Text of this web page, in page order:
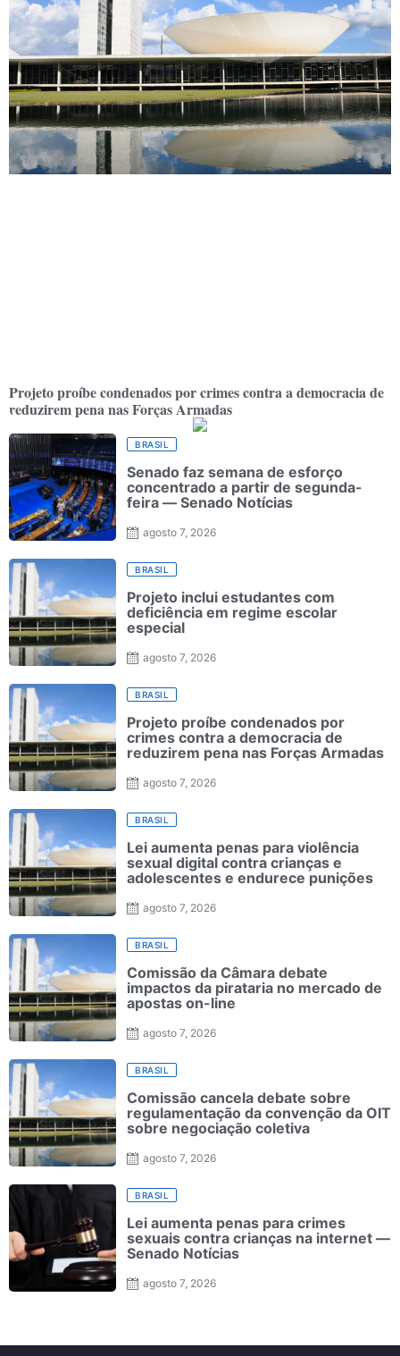
Projeto proíbe condenados por crimes contra a democracia de
reduzirem pena nas Forças Armadas
BRASIL
Senado faz semana de esforço
concentrado a partir de segunda-
feira — Senado Notícias
agosto 7, 2026
BRASIL
Projeto inclui estudantes com
deficiência em regime escolar
especial
agosto 7, 2026
BRASIL
Projeto proíbe condenados por
crimes contra a democracia de
reduzirem pena nas Forças Armadas
agosto 7, 2026
BRASIL
Lei aumenta penas para violência
sexual digital contra crianças e
adolescentes e endurece punições
agosto 7, 2026
BRASIL
Comissão da Câmara debate
impactos da pirataria no mercado de
apostas on-line
agosto 7, 2026
BRASIL
Comissão cancela debate sobre
regulamentação da convenção da OIT
sobre negociação coletiva
agosto 7, 2026
BRASIL
Lei aumenta penas para crimes
sexuais contra crianças na internet —
Senado Notícias
agosto 7, 2026